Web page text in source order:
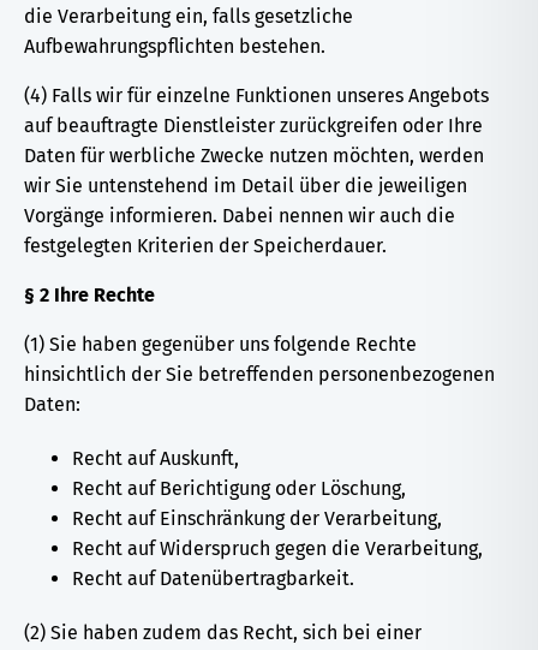
die Verarbeitung ein, falls gesetzliche
Aufbewahrungspflichten bestehen.
(4) Falls wir für einzelne Funktionen unseres Angebots
auf beauftragte Dienstleister zurückgreifen oder Ihre
Daten für werbliche Zwecke nutzen möchten, werden
wir Sie untenstehend im Detail über die jeweiligen
Vorgänge informieren. Dabei nennen wir auch die
festgelegten Kriterien der Speicherdauer.
§ 2 Ihre Rechte
(1) Sie haben gegenüber uns folgende Rechte
hinsichtlich der Sie betreffenden personenbezogenen
Daten:
Recht auf Auskunft,
Recht auf Berichtigung oder Löschung,
Recht auf Einschränkung der Verarbeitung,
Recht auf Widerspruch gegen die Verarbeitung,
Recht auf Datenübertragbarkeit.
(2) Sie haben zudem das Recht, sich bei einer